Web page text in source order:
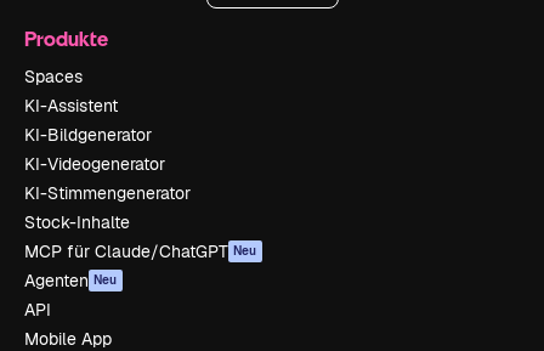
Produkte
Spaces
KI-Assistent
KI-Bildgenerator
KI-Videogenerator
KI-Stimmengenerator
Stock-Inhalte
MCP für Claude/ChatGPT Neu
Agenten Neu
API
Mobile App